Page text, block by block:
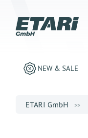
NEW & SALE
ETARI GmbH